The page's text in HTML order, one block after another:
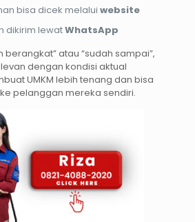
bisa dicek melalui website
dikirim lewatWhatsApp
berangkat” atau “sudah sampai”,
dengan kondisi aktual
UMKM lebih tenang dan bisa
pelanggan mereka sendiri.